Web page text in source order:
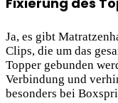
Ja, es gibt
Clips, die um das
Topper gebunden
Verbindung und
besonders bei